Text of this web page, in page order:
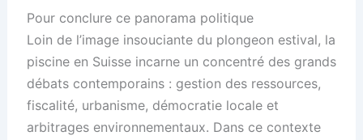
Pour conclure ce panorama politique
Loin de l’image insouciante du plongeon estival, la
piscine en Suisse incarne un concentré des grands
débats contemporains : gestion des ressources,
fiscalité, urbanisme, démocratie locale et
arbitrages environnementaux. Dans ce contexte